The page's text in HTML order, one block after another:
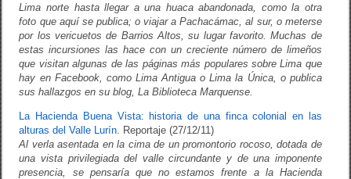
Lima norte hasta llegar a una huaca abandonada, como la otra
foto que aquí se publica; o viajar a Pachacámac, al sur, o meterse
por los vericuetos de Barrios Altos, su lugar favorito. Muchas de
estas incursiones las hace con un creciente número de limeños
que visitan algunas de las páginas más populares sobre Lima que
hay en Facebook, como Lima Antigua o Lima la Única, o publica
sus hallazgos en su blog, La Biblioteca Marquense.
La Hacienda Buena Vista: historia de una finca colonial en las
alturas del Valle Lurín . Reportaje (27/12/11)
Al verla asentada en la cima de un promontorio rocoso, dotada de
una vista privilegiada del valle circundante y de una imponente
presencia, se pensaría que no estamos frente a la Hacienda